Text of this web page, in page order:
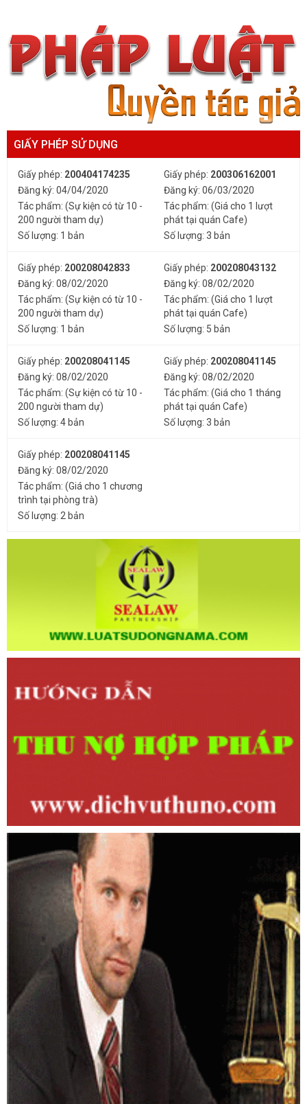
GIẤY PHÉP SỬ DỤNG
Giấy phép: 200404174235
Đăng ký: 04/04/2020
Tác phẩm: (Sự kiện có từ 10 -
200 người tham dự)
Số lượng: 1 bản
Giấy phép: 200306162001
Đăng ký: 06/03/2020
Tác phẩm: (Giá cho 1 lượt
phát tại quán Cafe)
Số lượng: 3 bản
Giấy phép: 200208042833
Đăng ký: 08/02/2020
Tác phẩm: (Sự kiện có từ 10 -
200 người tham dự)
Số lượng: 1 bản
Giấy phép: 200208043132
Đăng ký: 08/02/2020
Tác phẩm: (Giá cho 1 lượt
phát tại quán Cafe)
Số lượng: 5 bản
Giấy phép: 200208041145
Đăng ký: 08/02/2020
Tác phẩm: (Sự kiện có từ 10 -
200 người tham dự)
Số lượng: 4 bản
Giấy phép: 200208041145
Đăng ký: 08/02/2020
Tác phẩm: (Giá cho 1 tháng
phát tại quán Cafe)
Số lượng: 3 bản
Giấy phép: 200208041145
Đăng ký: 08/02/2020
Tác phẩm: (Giá cho 1 chương
trình tại phòng trà)
Số lượng: 2 bản